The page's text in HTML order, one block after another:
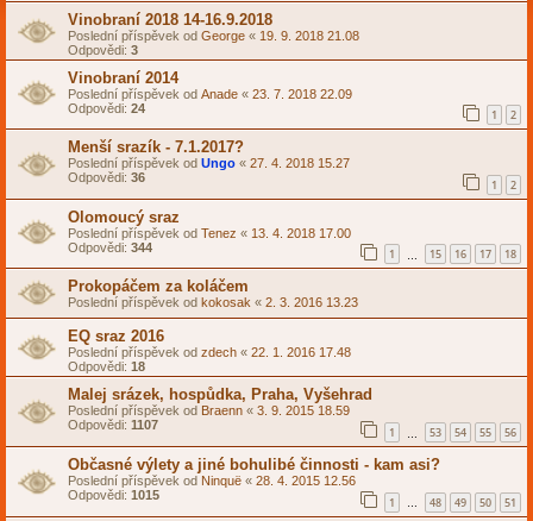
Vinobraní 2018 14-16.9.2018
Poslední příspěvek od George « 19. 9. 2018 21.08
Odpovědi: 3
Vinobraní 2014
Poslední příspěvek od Anade « 23. 7. 2018 22.09
Odpovědi: 24 1 2
Menší srazík - 7.1.2017?
Poslední příspěvek od Ungo « 27. 4. 2018 15.27
Odpovědi: 36 1 2
Olomoucý sraz
Poslední příspěvek od Tenez « 13. 4. 2018 17.00
Odpovědi: 344 1 15 16 17 18
Prokopáčem za koláčem
Poslední příspěvek od kokosak « 2. 3. 2016 13.23
EQ sraz 2016
Poslední příspěvek od zdech « 22. 1. 2016 17.48
Odpovědi: 18
Malej srázek, hospůdka, Praha, Vyšehrad
Poslední příspěvek od Braenn « 3. 9. 2015 18.59
Odpovědi: 1107 1 53 54 55 56
Občasné výlety a jiné bohulibé činnosti - kam asi?
Poslední příspěvek od Ninquë « 28. 4. 2015 12.56
Odpovědi: 1015 1 … 48 49 50 51